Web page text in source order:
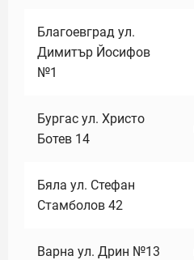
Благоевград ул.
Димитър Йосифов
№1
Бургас ул. Христо
Ботев 14
Бяла ул. Стефан
Стамболов 42
Варна ул. Дрин №13